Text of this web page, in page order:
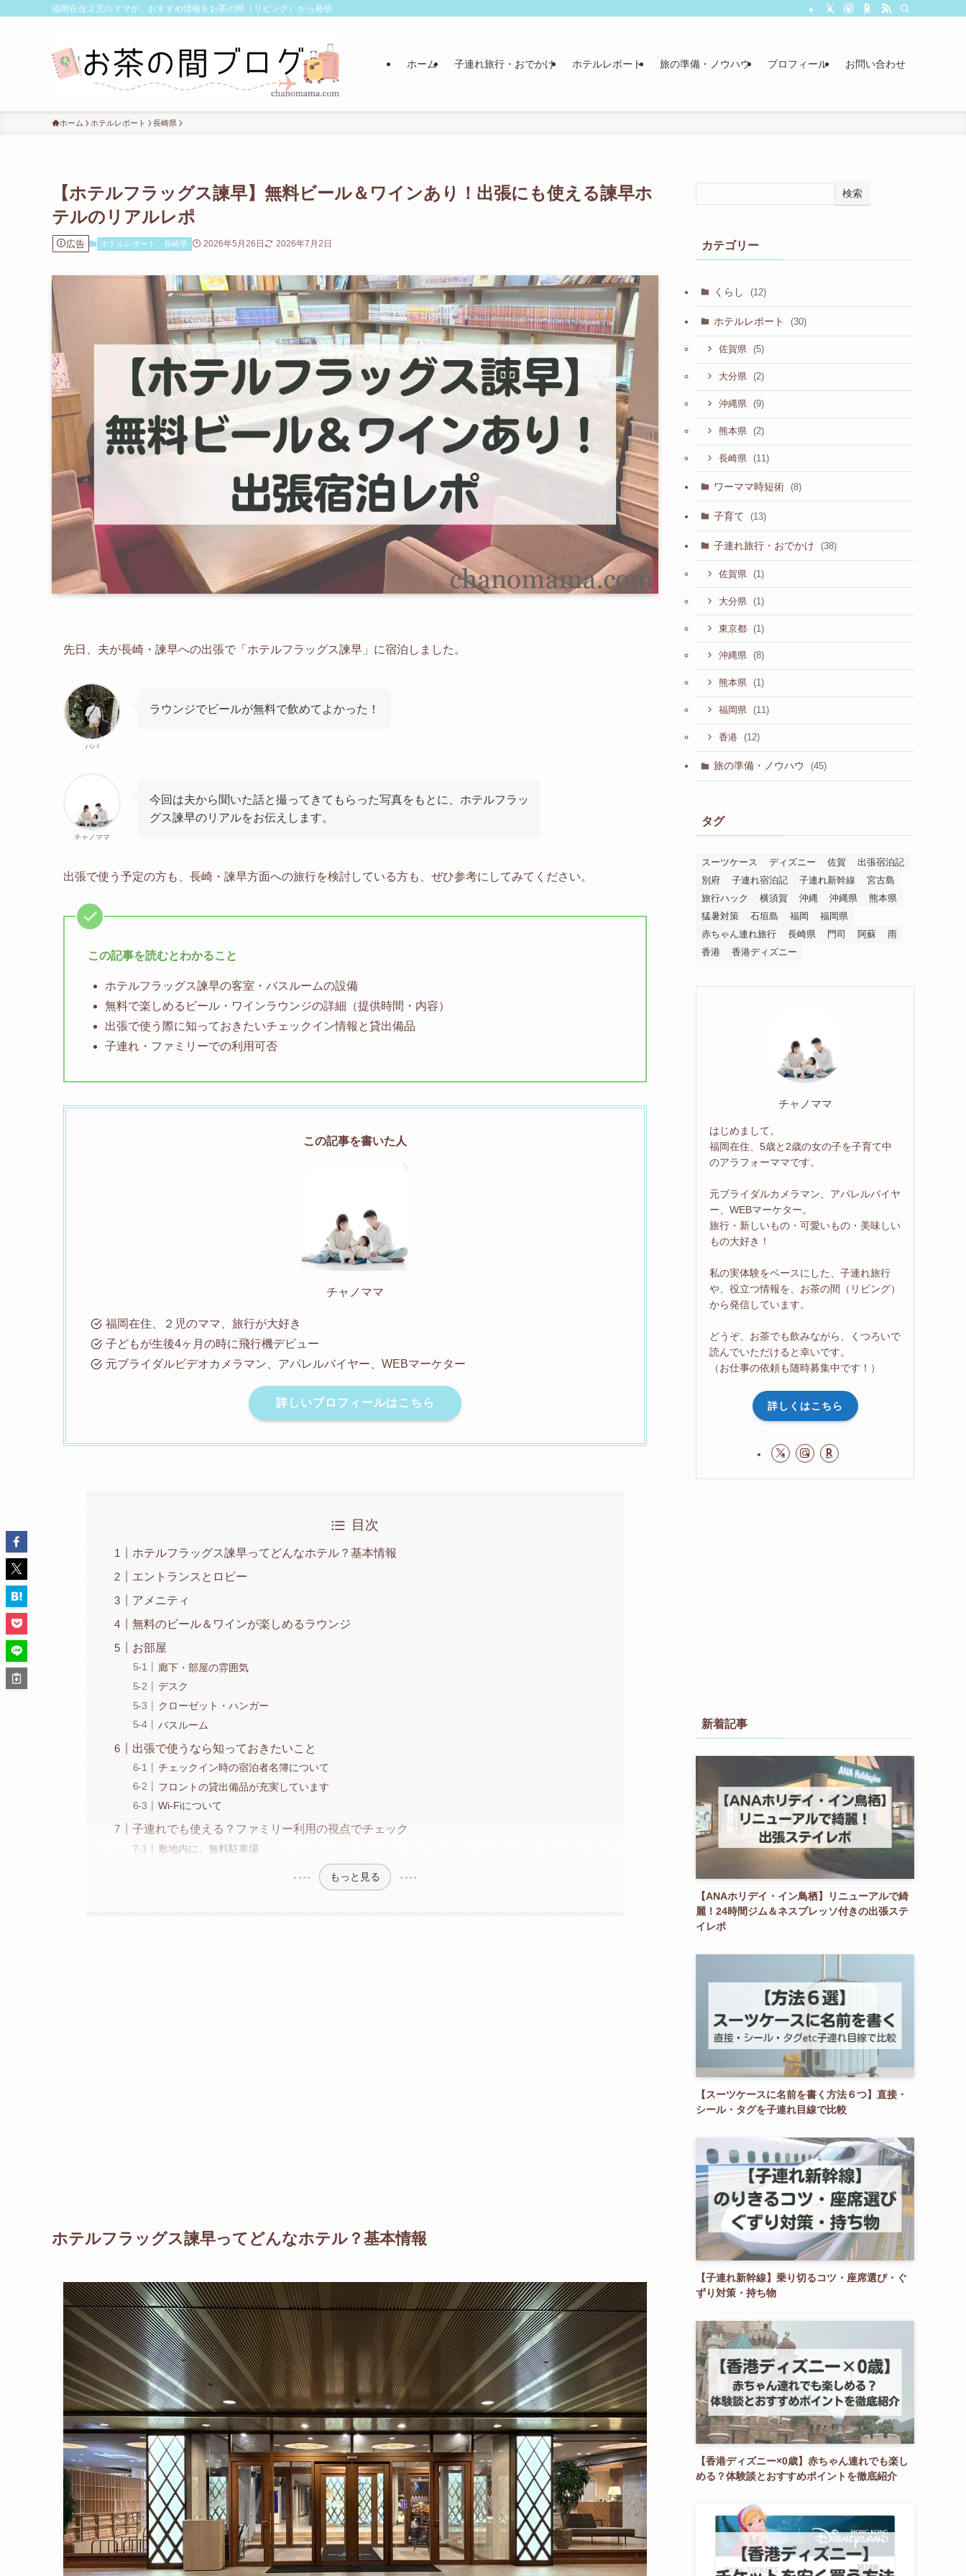
福岡在住２児のママが、おすすめ情報をお茶の間（リビング）から発信
ホーム 子連れ旅行・おでかけ ホテルレポート 旅の準備・ノウハウ プロフィール お問い合わせ
ホーム ホテルレポート 長崎県
【ホテルフラッグス諫早】無料ビール＆ワインあり！出張にも使える諫早ホ
テルのリアルレポ
広告 ホテルレポート 長崎県 2026年5月26日 2026年7月2日
先日、夫が長崎・諫早への出張で「ホテルフラッグス諫早」に宿泊しました。
パパ
ラウンジでビールが無料で飲めてよかった！
チャノママ
今回は夫から聞いた話と撮ってきてもらった写真をもとに、ホテルフラッ
グス諫早のリアルをお伝えします。
出張で使う予定の方も、長崎・諫早方面への旅行を検討している方も、ぜひ参考にしてみてください。
この記事を読むとわかること
ホテルフラッグス諫早の客室・バスルームの設備
無料で楽しめるビール・ワインラウンジの詳細（提供時間・内容）
出張で使う際に知っておきたいチェックイン情報と貸出備品
子連れ・ファミリーでの利用可否
この記事を書いた人
チャノママ
福岡在住、２児のママ、旅行が大好き
子どもが生後4ヶ月の時に飛行機デビュー
元ブライダルビデオカメラマン、アパレルバイヤー、WEBマーケター
詳しいプロフィールはこちら
目次
ホテルフラッグス諫早ってどんなホテル？基本情報
エントランスとロビー
アメニティ
無料のビール＆ワインが楽しめるラウンジ
お部屋
廊下・部屋の雰囲気
デスク
クローゼット・ハンガー
バスルーム
出張で使うなら知っておきたいこと
チェックイン時の宿泊者名簿について
フロントの貸出備品が充実しています
Wi-Fiについて
子連れでも使える？ファミリー利用の視点でチェック
敷地内に、無料駐車場
もっと見る
ホテルフラッグス諫早ってどんなホテル？基本情報
検索
カテゴリー
くらし (12)
ホテルレポート (30)
佐賀県 (5)
大分県 (2)
沖縄県 (9)
熊本県 (2)
長崎県 (11)
ワーママ時短術 (8)
子育て (13)
子連れ旅行・おでかけ (38)
佐賀県 (1)
大分県 (1)
東京都 (1)
沖縄県 (8)
熊本県 (1)
福岡県 (11)
香港 (12)
旅の準備・ノウハウ (45)
タグ
スーツケース ディズニー 佐賀
出張宿泊記
別府
子連れ宿泊記 子連れ新幹線
宮古島
旅行ハック
横須賀 沖縄 沖縄県
熊本県
猛暑対策
石垣島 福岡
福岡県
赤ちゃん連れ旅行
長崎県 門司 阿蘇
雨
香港
香港ディズニー
チャノママ
はじめまして。
福岡在住、5歳と2歳の女の子を子育て中
のアラフォーママです。
元ブライダルカメラマン、アパレルバイヤ
ー、WEBマーケター。
旅行・新しいもの・可愛いもの・美味しい
もの大好き！
私の実体験をベースにした、子連れ旅行
や、役立つ情報を、お茶の間（リビング）
から発信しています。
どうぞ、お茶でも飲みながら、くつろいで
読んでいただけると幸いです。
（お仕事の依頼も随時募集中です！）
詳しくはこちら
新着記事
【ANAホリデイ・イン鳥栖】リニューアルで綺
麗！24時間ジム＆ネスプレッソ付きの出張ステ
イレポ
【スーツケースに名前を書く方法６つ】直接・
シール・タグを子連れ目線で比較
【子連れ新幹線】乗り切るコツ・座席選び・ぐ
ずり対策・持ち物
【香港ディズニー×0歳】赤ちゃん連れでも楽し
める？体験談とおすすめポイントを徹底紹介